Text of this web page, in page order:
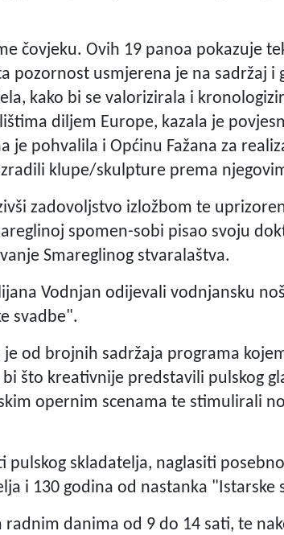
čovjeku. Ovih 19 panoa pokazuje
pozornost usmjerena je na sadržaj i
kako bi se valorizirala i
diljem Europe, kazala je
je pohvalila i Općinu Fažana za
klupe/skulpture prema
zadovoljstvo izložbom te
spomen-sobi pisao svoju
Smareglinog stvaralaštva.
Vodnjan odijevali vodnjansku
svadbe".
od brojnih sadržaja programa
što kreativnije predstavili pulskog
opernim scenama te stimulirali
skladatelja, naglasiti
i 130 godina od nastanka "Istarske
danima od 9 do 14 sati, te